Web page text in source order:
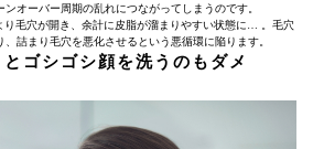
オーバー周期の乱れにつながってしまうのです。
り毛穴が開き、余計に皮脂が溜まりやすい状態に… 。毛穴
詰まり毛穴を悪化させるという悪循環に陥ります。
ゴシゴシ顔を洗うのもダメ